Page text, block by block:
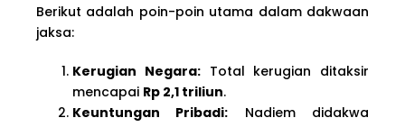
Berikut adalah poin-poin utama dalam dakwaan
jaksa:
Kerugian Negara:Total kerugian ditaksir
mencapai Rp 2,1 triliun.
Keuntungan Pribadi: Nadiem didakwa